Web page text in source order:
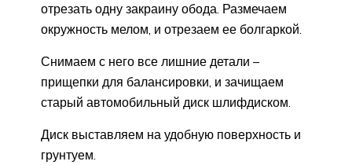
отрезать одну закраину обода. Размечаем
окружность мелом, и отрезаем ее болгаркой.
Снимаем с него все лишние детали –
прищепки для балансировки, и зачищаем
старый автомобильный диск шлифдиском.
Диск выставляем на удобную поверхность и
грунтуем.